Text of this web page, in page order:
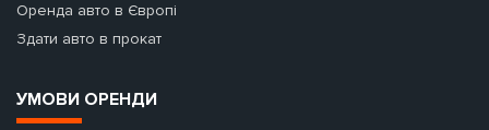
Оренда авто в Європі
Здати авто в прокат
УМОВИ ОРЕНДИ